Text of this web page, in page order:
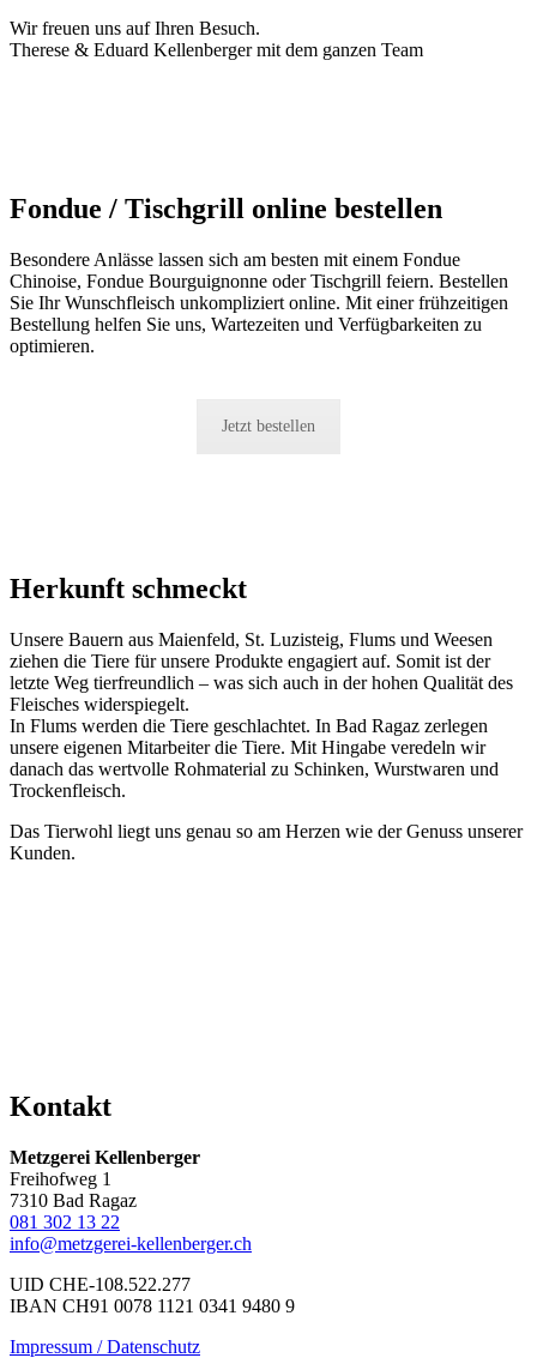
Wir freuen uns auf Ihren Besuch.
Therese & Eduard Kellenberger mit dem ganzen Team
Fondue / Tischgrill online bestellen
Besondere Anlässe lassen sich am besten mit einem Fondue
Chinoise, Fondue Bourguignonne oder Tischgrill feiern. Bestellen
Sie Ihr Wunschfleisch unkompliziert online. Mit einer frühzeitigen
Bestellung helfen Sie uns, Wartezeiten und Verfügbarkeiten zu
optimieren.
Jetzt bestellen
Herkunft schmeckt
Unsere Bauern aus Maienfeld, St. Luzisteig, Flums und Weesen
ziehen die Tiere für unsere Produkte engagiert auf. Somit ist der
letzte Weg tierfreundlich – was sich auch in der hohen Qualität des
Fleisches widerspiegelt.
In Flums werden die Tiere geschlachtet. In Bad Ragaz zerlegen
unsere eigenen Mitarbeiter die Tiere. Mit Hingabe veredeln wir
danach das wertvolle Rohmaterial zu Schinken, Wurstwaren und
Trockenfleisch.
Das Tierwohl liegt uns genau so am Herzen wie der Genuss unserer
Kunden.
Kontakt
Metzgerei Kellenberger
Freihofweg 1
7310 Bad Ragaz
081 302 13 22
info@metzgerei-kellenberger.ch
UID CHE-108.522.277
IBAN CH91 0078 1121 0341 9480 9
Impressum / Datenschutz